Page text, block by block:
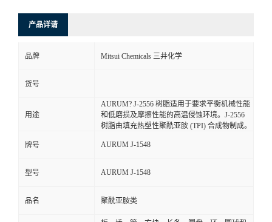
产品详请
品牌 Mitsui Chemicals 三井化学
货号
用途
AURUM? J-2556 树脂适用于要求平衡机械性能
和低磨损及摩擦性能的高温侵蚀环境。J-2556
树脂由填充热塑性聚酰亚胺 (TPI) 合成物制成。
牌号 AURUM J-1548
型号 AURUM J-1548
品名 聚酰亚胺类